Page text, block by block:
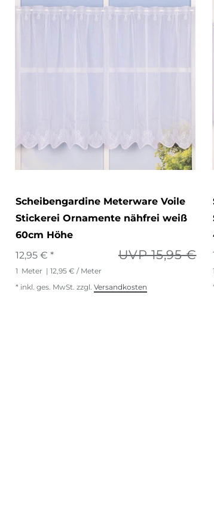
Scheibengardine Meterware Voile
Stickerei Ornamente nähfrei weiß
60cm Höhe
UVP 15,95 €
12,95 € *
1 Meter | 12,95 € / Meter
* inkl. ges. MwSt. zzgl. Versandkosten
1